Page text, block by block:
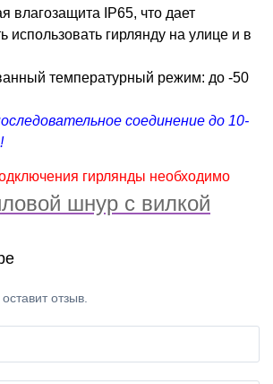
влагозащита IP65, что дает
использовать гирлянду на улице и в
температурный режим: до -50
соединение до 10-
гирлянды необходимо
шнур с вилкой
отзыв.